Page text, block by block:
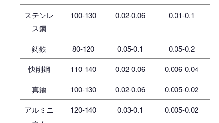
ステンレ
ス鋼
100-130 0.02-0.06 0.01-0.1
鋳鉄 80-120 0.05-0.1
0.05-0.2
快削鋼
110-140 0.02-0.06
0.006-0.04
真鍮
100-130 0.02-0.06
0.005-0.02
アルミニ
120-140 0.03-0.1 0.005-0.02